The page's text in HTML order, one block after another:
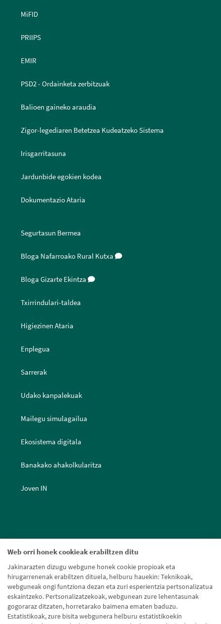
Web orri honek cookieak erabiltzen ditu
Jakinarazten dizugu webgune honek cookie propioak eta
hirugarrenenak erabiltzen dituela, helburu hauekin: Teknikoak,
webguneak ongi funtziona dezan eta zuri esperientzia pertsonalizatua
eskaintzeko. Pertsonalizatzekoak, webgunean zure lehentasunak
gogoraraz ditzaten, horretarako baimena ematen baduzu.
Estatistikoak, zure bisita webgunera helburu estatistikoekin
MiFID
PRIIPS
EMIR
PSD2 - Ordainketa zerbitzuak
Balioen gaineko araudia
Zigor-legediaren Betetzea Kudeatzeko Sistema
Irisgarritasuna
Jardunbide egokien kodea
Dokumentazio Ataria
Segurtasun Bermea
Bloga Nafarroako Rural Kutxa
Bloga Gizarte Ekintza
Txirrindulari-taldea
Higiezinen Ataria
Enplegua
Sarrerak
Udako kanpalekuak
Mailegu simulagailua
Ekosistema digitala
Banakako ahakolkularitza
Joven IN